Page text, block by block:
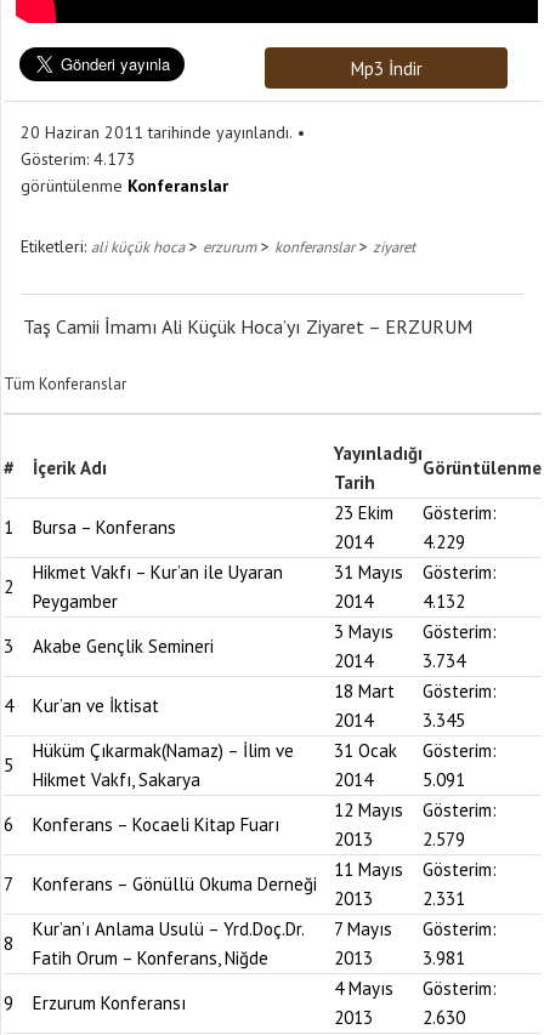
Mp3 İndir
20 Haziran 2011 tarihinde yayınlandı.
Gösterim: 4.173
görüntülenme Konferanslar
Etiketleri: ali küçük hoca> erzurum> konferanslar> ziyaret
Taş Camii İmamı Ali Küçük Hoca’yı Ziyaret – ERZURUM
Tüm Konferanslar
# İçerik Adı
Yayınladığı
Tarih
Görüntülenme
1 Bursa – Konferans
23 Ekim
2014
Gösterim:
4.229
2
Hikmet Vakfı – Kur’an ile Uyaran
Peygamber
31 Mayıs
2014
Gösterim:
4.132
3
Akabe Gençlik Semineri
3 Mayıs
2014
Gösterim:
3.734
4
Kur’an ve İktisat
18 Mart
2014
Gösterim:
3.345
5
Hüküm Çıkarmak(Namaz) – İlim ve
Hikmet Vakfı, Sakarya
31 Ocak
2014
Gösterim:
5.091
6
Konferans – Kocaeli Kitap Fuarı
12 Mayıs
2013
Gösterim:
2.579
7
Konferans – Gönüllü Okuma Derneği
11 Mayıs
2013
Gösterim:
2.331
8
Kur’an’ı Anlama Usulü – Yrd.Doç.Dr.
Fatih Orum – Konferans, Niğde
7 Mayıs
2013
Gösterim:
3.981
9
Erzurum Konferansı
4 Mayıs
2013
Gösterim:
2.630